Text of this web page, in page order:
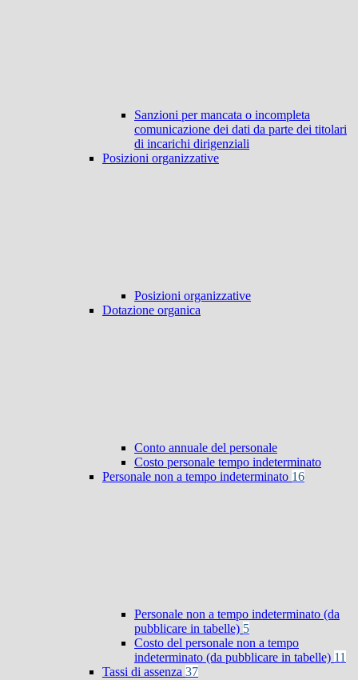
Sanzioni per mancata o incompleta
comunicazione dei dati da parte dei titolari
di incarichi dirigenziali
Posizioni organizzative
Posizioni organizzative
Dotazione organica
Conto annuale del personale
Costo personale tempo indeterminato
Personale non a tempo indeterminato 16
Personale non a tempo indeterminato (da
pubblicare in tabelle) 5
Costo del personale non a tempo
indeterminato (da pubblicare in tabelle) 11
Tassi di assenza 37